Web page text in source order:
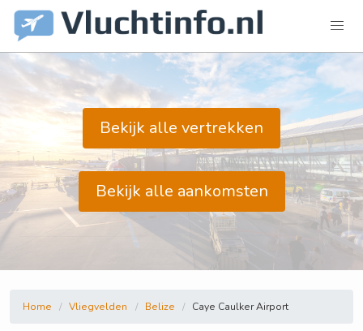
Bekijk alle vertrekken
Bekijk alle aankomsten
Home Vliegvelden Belize Caye Caulker Airport